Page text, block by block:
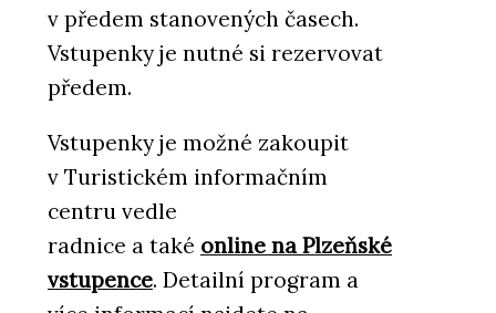
v předem stanovených časech.
Vstupenky je nutné si rezervovat
předem.
Vstupenky je možné zakoupit
v Turistickém informačním
centru vedle
radnice a také online na Plzeňské
vstupence. Detailní program a